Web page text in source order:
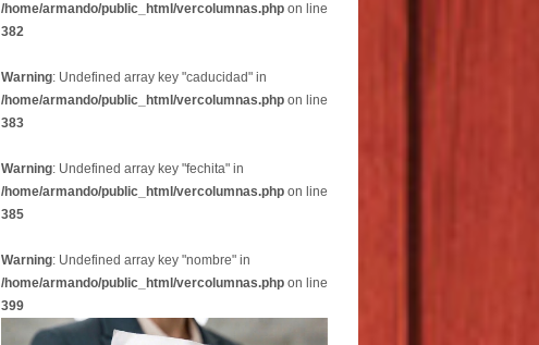
/home/armando/public_html/vercolumnas.php on line
382
Warning: Undefined array key "caducidad" in
/home/armando/public_html/vercolumnas.php on line
383
Warning: Undefined array key "fechita" in
/home/armando/public_html/vercolumnas.php on line
385
Warning: Undefined array key "nombre" in
/home/armando/public_html/vercolumnas.php on line
399